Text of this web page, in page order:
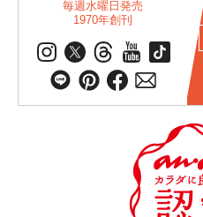
毎週水曜日発売
1970年創刊